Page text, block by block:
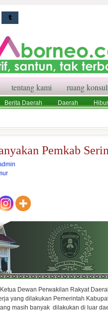
tentang kami ruang
Berita Daerah Daerah
Pemkab
Dewan Perwakilan Rakyat
yang dilakukan Pemerintah
masih banyak dilakukan di luar